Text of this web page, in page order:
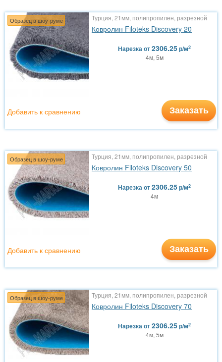
Образец в шоу-руме Турция, 21мм, полипропилен, разрезной
Ковролин Filoteks Discovery 20
Нарезкаот2306.25р/м2
4м, 5м
Заказать
Добавить к сравнению
Образец в шоу-руме Турция, 21мм, полипропилен, разрезной
Ковролин Filoteks Discovery 50
Нарезкаот2306.25р/м2
4м
Заказать
Добавить к сравнению
Образец в шоу-руме Турция, 21мм, полипропилен, разрезной
Ковролин Filoteks Discovery 70
Нарезкаот2306.25р/м2
4м, 5м